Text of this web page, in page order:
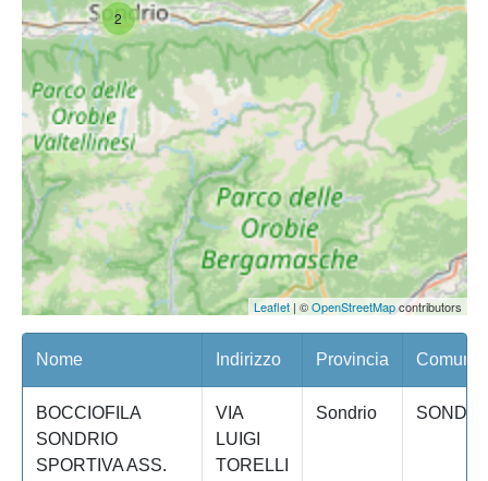
2
Leaflet| ©OpenStreetMapcontributors
Nome Indirizzo Provincia
BOCCIOFILA
SONDRIO
SPORTIVA ASS.
VIA
LUIGI
TORELLI
Sondrio